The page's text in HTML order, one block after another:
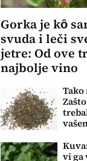
Gorka je kȏ
svuda i leči
jetre: Od ove
najbolje vino
Tako
vi ga